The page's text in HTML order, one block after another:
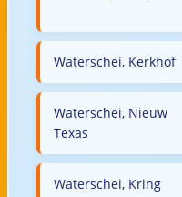
Waterschei, Kerkhof
Waterschei, Nieuw
Texas
Waterschei, Kring